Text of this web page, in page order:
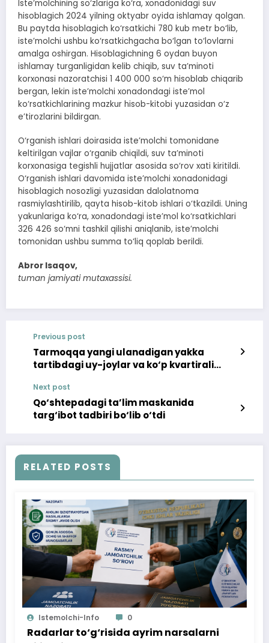
Iste’molchining so‘zlariga ko‘ra, xonadonidagi suv
hisoblagich 2024 yilning oktyabr oyida ishlamay qolgan.
Bu paytda hisoblagich ko‘rsatkichi 780 kub metr bo‘lib,
iste’molchi ushbu ko‘rsatkichgacha bo‘lgan to‘lovlarni
amalga oshirgan. Hisoblagichning 6 oydan buyon
ishlamay turganligidan kelib chiqib, suv ta’minoti
korxonasi nazoratchisi 1 400 000 so‘m hisoblab chiqarib
bergan, lekin iste’molchi xonadondagi iste’mol
ko‘rsatkichlarining mazkur hisob-kitobi yuzasidan o‘z
e’tirozlarini bildirgan.
O‘rganish ishlari doirasida iste’molchi tomonidane
keltirilgan vajlar o‘rganib chiqildi, suv ta’minoti
korxonasiga tegishli hujjatlar asosida so‘rov xati kiritildi.
O‘rganish ishlari davomida iste’molchi xonadonidagi
hisoblagich nosozligi yuzasidan dalolatnoma
rasmiylashtirilib, qayta hisob-kitob ishlari o‘tkazildi. Uning
yakunlariga ko‘ra, xonadondagi iste’mol ko‘rsatkichlari
326 426 so‘mni tashkil qilishi aniqlanib, iste’molchi
tomonidan ushbu summa to‘liq qoplab berildi.
Abror Isaqov,
tuman jamiyati mutaxassisi.
Previous post
Tarmoqqa yangi ulanadigan yakka
tartibdagi uy-joylar va ko‘p kvartirali
hisobidan o‘rnatiladi?
Next post
Qo‘shtepadagi ta’lim maskanida
targ‘ibot tadbiri bo‘lib o‘tdi
RELATED POSTS
Istemolchi-Info 0
Radarlar to‘g‘risida ayrim narsalarni